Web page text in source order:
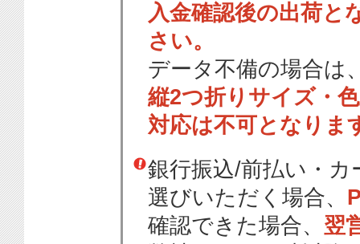
入金確認後の出荷と
さい。
データ不備の場合は
縦2つ折りサイズ・
対応は不可となりま
銀行振込/前払い・
選びいただく場合、
確認できた場合、 翌